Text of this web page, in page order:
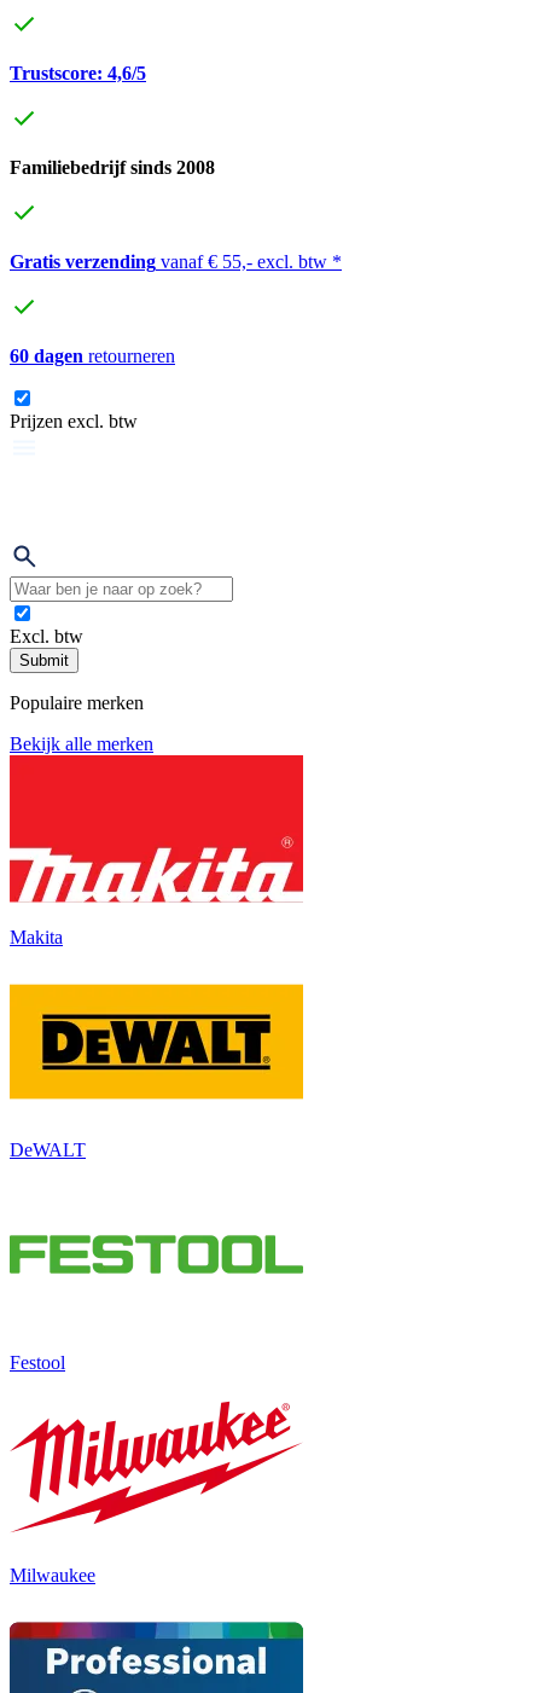
Trustscore: 4,6/5
Familiebedrijf sinds 2008
Gratis verzending vanaf € 55,- excl. btw *
60 dagen retourneren
Prijzen excl. btw
Excl. btw
Submit
Populaire merken
Bekijk alle merken
Makita
DeWALT
Festool
Milwaukee